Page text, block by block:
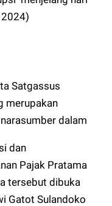
Satgassus
merupakan
dalam
dan
Pajak Pratama
tersebut dibuka
Gatot Sulandoko